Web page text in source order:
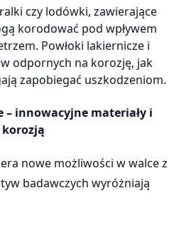
czy lodówki, zawierające
korodować pod wpływem
Powłoki lakiernicze i
odpornych na korozję, jak
zapobiegać uszkodzeniom.
– innowacyjne materiały i
nowe możliwości w walce z
badawczych wyróżniają